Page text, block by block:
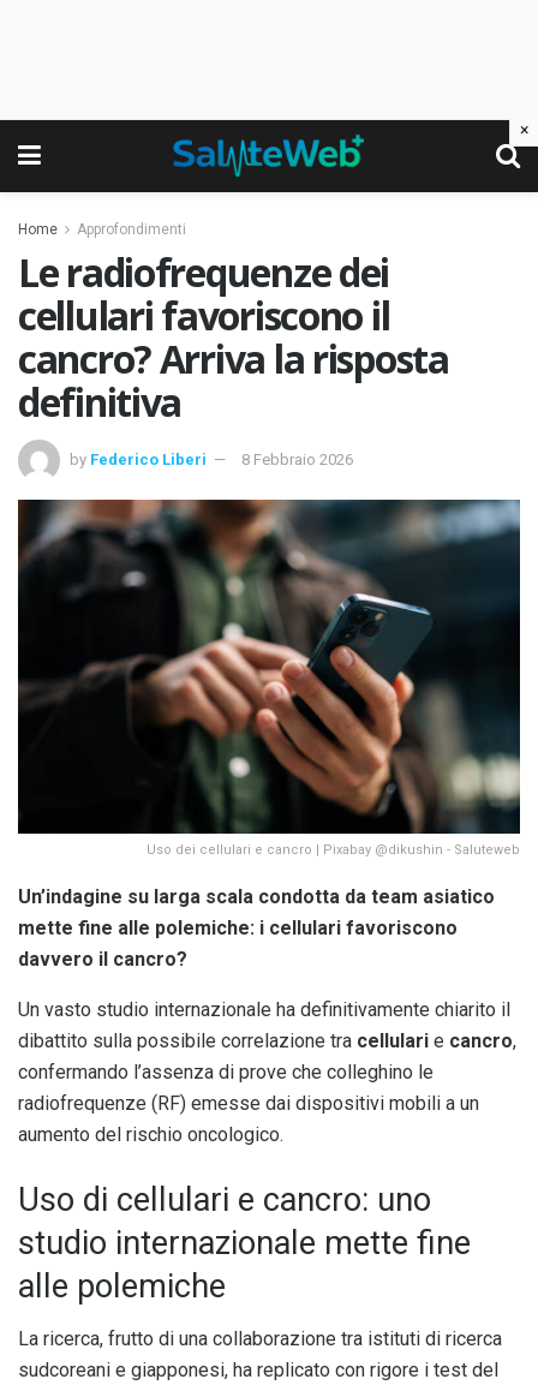
Home Approfondimenti
Le radiofrequenze dei
cellulari favoriscono il
cancro? Arriva la risposta
definitiva
by Federico Liberi 8 Febbraio 2026
Uso dei cellulari e cancro | Pixabay @dikushin - Saluteweb
Un’indagine su larga scala condotta da team asiatico
mette fine alle polemiche: i cellulari favoriscono
davvero il cancro?
Un vasto studio internazionale ha definitivamente chiarito il
dibattito sulla possibile correlazione tra cellulari e cancro,
confermando l’assenza di prove che colleghino le
radiofrequenze (RF) emesse dai dispositivi mobili a un
aumento del rischio oncologico.
Uso di cellulari e cancro: uno
studio internazionale mette fine
alle polemiche
La ricerca, frutto di una collaborazione tra istituti di ricerca
sudcoreani e giapponesi, ha replicato con rigore i test del
×